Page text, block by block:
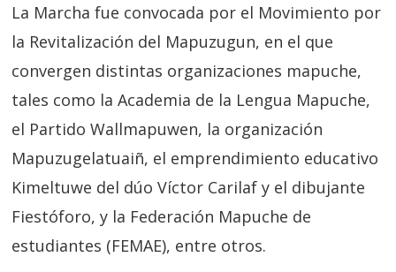
La Marcha fue convocada por el Movimiento por
la Revitalización del Mapuzugun, en el que
convergen distintas organizaciones mapuche,
tales como la Academia de la Lengua Mapuche,
el Partido Wallmapuwen, la organización
Mapuzugelatuaiñ, el emprendimiento educativo
Kimeltuwe del dúo Víctor Carilaf y el dibujante
Fiestóforo, y la Federación Mapuche de
estudiantes (FEMAE), entre otros.